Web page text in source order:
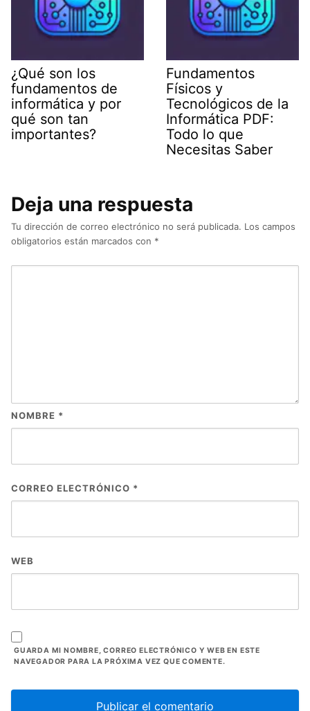
¿Qué son los
fundamentos de
informática y por
qué son tan
importantes?
Fundamentos
Físicos y
Tecnológicos de la
Informática PDF:
Todo lo que
Necesitas Saber
Deja una respuesta
Tu dirección de correo electrónico no será publicada. Los campos
obligatorios están marcados con *
NOMBRE *
CORREO ELECTRÓNICO *
WEB
GUARDA MI NOMBRE, CORREO ELECTRÓNICO Y WEB EN ESTE
NAVEGADOR PARA LA PRÓXIMA VEZ QUE COMENTE.